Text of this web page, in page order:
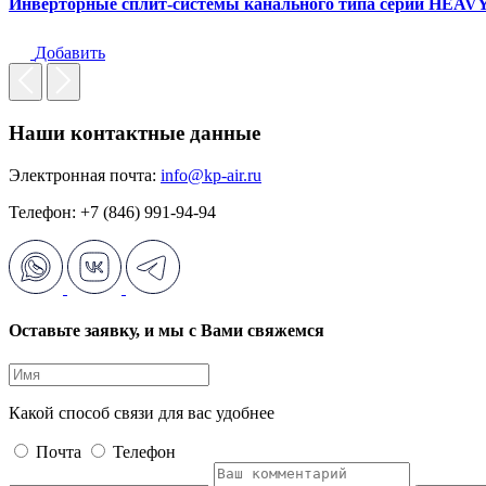
Инверторные сплит-системы канального типа серии
Добавить
Наши контактные данные
Электронная почта: info@kp-air.ru
Телефон: +7 (846) 991-94-94
Оставьте заявку, и мы с Вами свяжемся
Какой способ связи для вас удобнее
Почта Телефон